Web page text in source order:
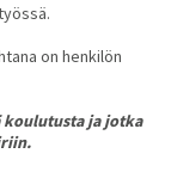
on henkilön
ja jotka